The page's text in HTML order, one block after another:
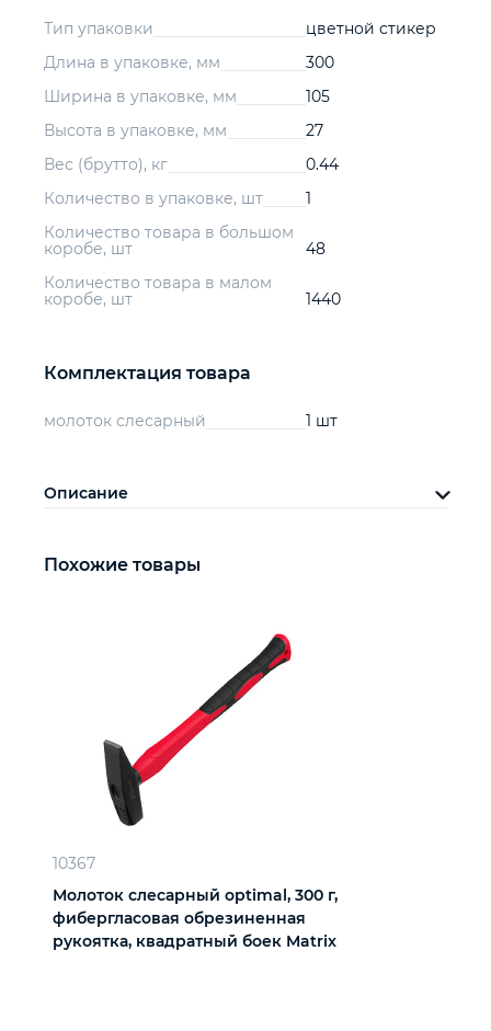
Тип упаковки
цветной стикер
Длина в упаковке, мм
300
Ширина в упаковке, мм
105
Высота в упаковке, мм
27
Вес (брутто), кг
0.44
Количество в упаковке, шт
1
Количество товара в большом
коробе, шт
48
Количество товара в малом
коробе, шт
1440
Комплектация товара
молоток слесарный 1 шт
Описание
Похожие товары
10367
Молоток слесарный optimal, 300 г,
фибергласовая обрезиненная
рукоятка, квадратный боек Matrix